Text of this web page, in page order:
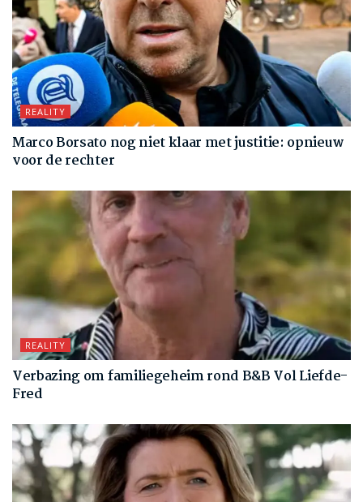
REALITY
Marco Borsato nog niet klaar met justitie: opnieuw
voor de rechter
REALITY
Verbazing om familiegeheim rond B&B Vol Liefde-
Fred